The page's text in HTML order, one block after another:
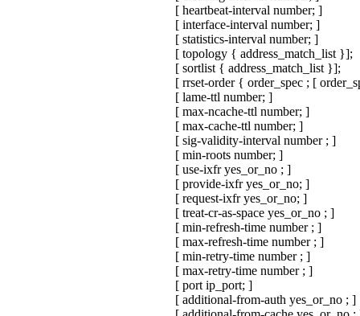
[ heartbeat-interval number; ]
[ interface-interval number; ]
[ statistics-interval number; ]
[ topology { address_match_list }];
[ sortlist { address_match_list }];
[ rrset-order { order_spec ; [
[ lame-ttl number; ]
[ max-ncache-ttl number; ]
[ max-cache-ttl number; ]
[ sig-validity-interval number ; ]
[ min-roots number; ]
[ use-ixfr yes_or_no ; ]
[ provide-ixfr yes_or_no; ]
[ request-ixfr yes_or_no; ]
[ treat-cr-as-space yes_or_no ; ]
[ min-refresh-time number ; ]
[ max-refresh-time number ; ]
[ min-retry-time number ; ]
[ max-retry-time number ; ]
[ port ip_port; ]
[ additional-from-auth yes_or_no ; ]